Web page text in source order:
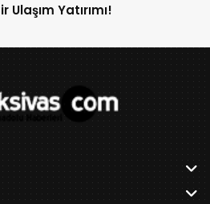
Ulaşım Yatırımı!